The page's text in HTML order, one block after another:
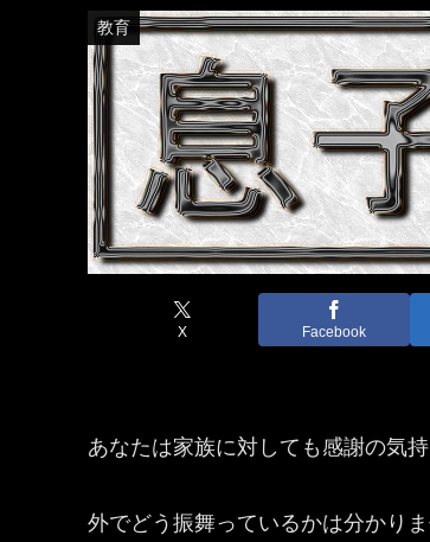
教育
X Facebook
あなたは家族に対しても感謝の気
外でどう振舞っているかは分かり